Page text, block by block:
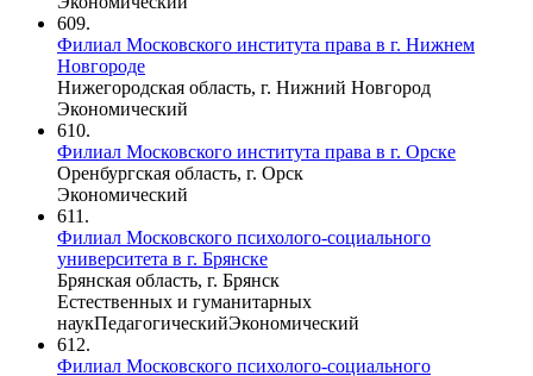
609.
Филиал Московского института права в г. Нижнем
Новгороде
Нижегородская область, г. Нижний Новгород
Экономический
610.
Филиал Московского института права в г. Орске
Оренбургская область, г. Орск
Экономический
611.
Филиал Московского психолого-социального
университета в г. Брянске
Брянская область, г. Брянск
Естественных и гуманитарных
наукПедагогическийЭкономический
612.
Филиал Московского психолого-социального